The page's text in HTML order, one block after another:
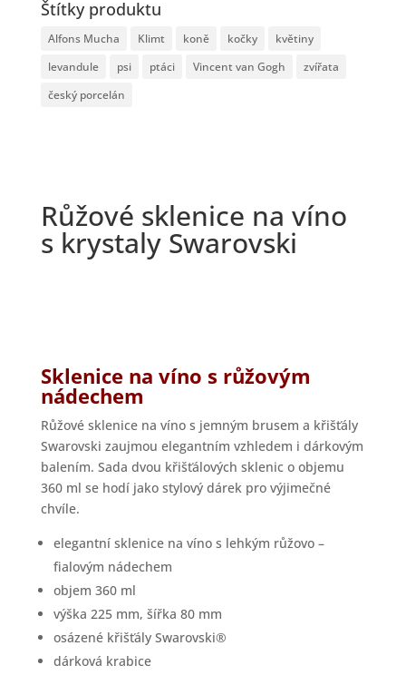
Štítky produktu
Alfons Mucha Klimt koně kočky
květiny
levandule
psi ptáci Vincent van Gogh
zvířata
český porcelán
Růžové sklenice na víno
s krystaly Swarovski
Sklenice na víno s růžovým
nádechem
Růžové sklenice na víno s jemným brusem a křišťály
Swarovski zaujmou elegantním vzhledem i dárkovým
balením. Sada dvou křišťálových sklenic o objemu
360 ml se hodí jako stylový dárek pro výjimečné
chvíle.
elegantní sklenice na víno s lehkým růžovo –
fialovým nádechem
objem 360 ml
výška 225 mm, šířka 80 mm
osázené křišťály Swarovski®
dárková krabice